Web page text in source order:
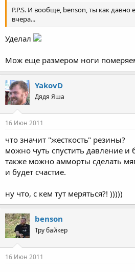
P.P.S. И вообще, benson, ты как давно
вчера...
Уделал
Мож еще размером ноги
YakovD
Дядя Яша
16 Июн 2011
что значит "жесткость" резины?
можно чуть спустить давление и
также можно амморты сделать
и будет счастие.
ну что, с кем тут меряться?! )))))
benson
Тру байкер
16 Июн 2011